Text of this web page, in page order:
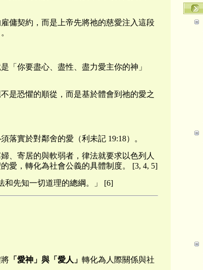
傭契約，而是上帝先將祂的慈愛注入這段
「你要盡心、盡性、盡力愛主你的神」
是恐懼的順從，而是基於體會到祂的愛之
落實於對鄰舍的愛（利未記 19:18）。
、寄居的與軟弱者，律法就要求以色列人
愛，轉化為社會公義的具體制度。 [3, 4, 5]
和先知一切道理的總綱。」 [6]
「愛神」與「愛人」 轉化為人際關係與社